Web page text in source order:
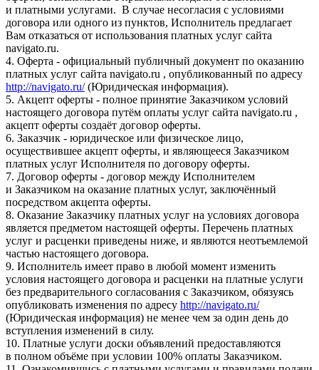
и платными услугами. В случае несогласия с условиями
договора или одного из пунктов, Исполнитель предлагает
Вам отказаться от использования платных услуг сайта
navigato.ru.
4. Оферта - официальный публичный документ по оказанию
платных услуг сайта navigato.ru , опубликованный по адресу
http://navigato.ru/(Юридическая информация).
5. Акцепт оферты - полное принятие Заказчиком условий
настоящего договора путём оплаты услуг сайта navigato.ru ,
акцепт оферты создаёт договор оферты.
6. Заказчик - юридическое или физическое лицо,
осуществившее акцепт оферты, и являющееся Заказчиком
платных услуг Исполнителя по договору оферты.
7. Договор оферты - договор между Исполнителем
и Заказчиком на оказание платных услуг, заключённый
посредством акцепта оферты.
8. Оказание Заказчику платных услуг на условиях договора
является предметом настоящей оферты. Перечень платных
услуг и расценки приведены ниже, и являются неотъемлемой
частью настоящего договора.
9. Исполнитель имеет право в любой момент изменить
условия настоящего договора и расценки на платные услуги
без предварительного согласования с Заказчиком, обязуясь
опубликовать изменения по адресу http://navigato.ru/
(Юридическая информация) не менее чем за один день до
вступления изменений в силу.
10. Платные услуги доски объявлений предоставляются
в полном объёме при условии 100% оплаты Заказчиком.